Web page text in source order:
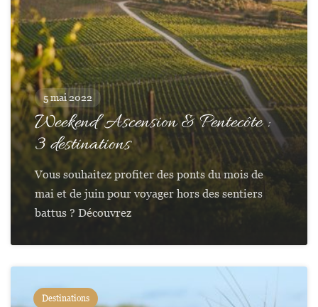
5 mai 2022
Weekend Ascension & Pentecôte :
3 destinations
Vous souhaitez profiter des ponts du mois de
mai et de juin pour voyager hors des sentiers
battus ? Découvrez
Destinations